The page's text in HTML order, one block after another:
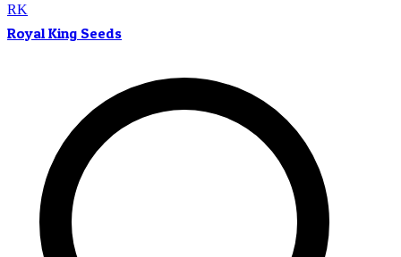
RK
Royal King Seeds